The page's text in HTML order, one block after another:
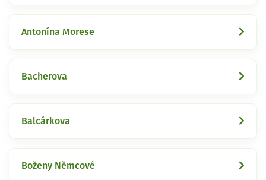
Antonína Morese
Bacherova
Balcárkova
Boženy Němcové